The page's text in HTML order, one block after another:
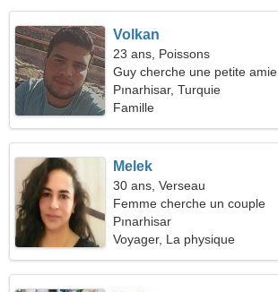
Volkan
23 ans, Poissons
Guy cherche une petite amie
Pınarhisar, Turquie
Famille
Melek
30 ans, Verseau
Femme cherche un couple
Pınarhisar
Voyager, La physique